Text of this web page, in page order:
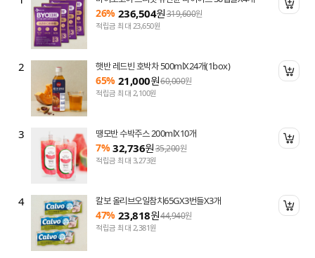
담기
담기
담기
26% 236,504원319,600원
적립금 최대 23,650원
2 햇반 레드빈 호박차 500mlX24개(1box)
65% 21,000원60,000원
적립금 최대 2,100원
3 땡모반 수박주스 200mlX10개
7% 32,736원35,200원
적립금 최대 3,273원
4 칼보 올리브오일참치65GX3번들X3개
47% 23,818원44,940원
적립금 최대 2,381원